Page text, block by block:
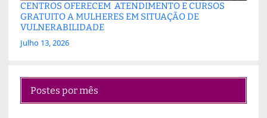
CENTROS OFERECEM ATENDIMENTO E CURSOS
GRATUITO A MULHERES EM SITUAÇÃO DE
VULNERABILIDADE
Julho 13, 2026
Postes por mês